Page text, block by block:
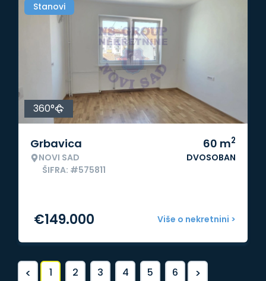
Stanovi
360°
Grbavica
NOVI SAD
ŠIFRA: #575811
60 m2
DVOSOBAN
Više o nekretnini >
€149.000
< 1 2 3 4 5 6 >